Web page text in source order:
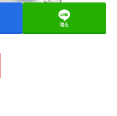
送る